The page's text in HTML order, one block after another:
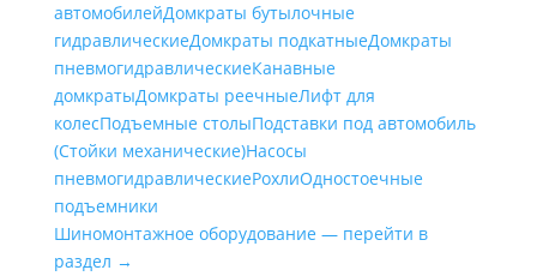
автомобилейДомкраты бутылочные
гидравлическиеДомкраты подкатныеДомкраты
пневмогидравлическиеКанавные
домкратыДомкраты реечныеЛифт для
колесПодъемные столыПодставки под автомобиль
(Стойки механические)Насосы
пневмогидравлическиеРохлиОдностоечные
подъемники
Шиномонтажное оборудование — перейти в
раздел →